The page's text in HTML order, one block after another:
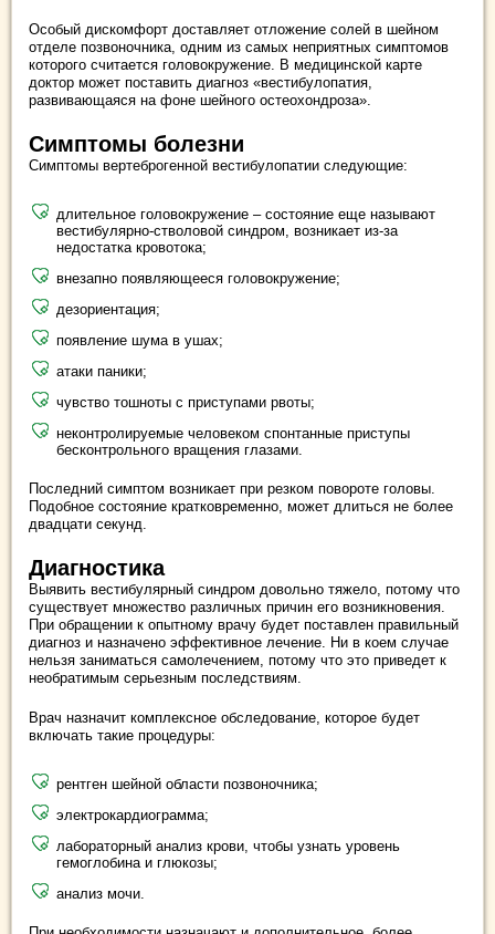
Особый дискомфорт доставляет отложение солей в шейном
отделе позвоночника, одним из самых неприятных симптомов
которого считается головокружение. В медицинской карте
доктор может поставить диагноз «вестибулопатия,
развивающаяся на фоне шейного остеохондроза».
Симптомы болезни
Симптомы вертеброгенной вестибулопатии следующие:
длительное головокружение – состояние еще называют
вестибулярно-стволовой синдром, возникает из-за
недостатка кровотока;
внезапно появляющееся головокружение;
дезориентация;
появление шума в ушах;
атаки паники;
чувство тошноты с приступами рвоты;
неконтролируемые человеком спонтанные приступы
бесконтрольного вращения глазами.
Последний симптом возникает при резком повороте головы.
Подобное состояние кратковременно, может длиться не более
двадцати секунд.
Диагностика
Выявить вестибулярный синдром довольно тяжело, потому что
существует множество различных причин его возникновения.
При обращении к опытному врачу будет поставлен правильный
диагноз и назначено эффективное лечение. Ни в коем случае
нельзя заниматься самолечением, потому что это приведет к
необратимым серьезным последствиям.
Врач назначит комплексное обследование, которое будет
включать такие процедуры:
рентген шейной области позвоночника;
электрокардиограмма;
лабораторный анализ крови, чтобы узнать уровень
гемоглобина и глюкозы;
анализ мочи.